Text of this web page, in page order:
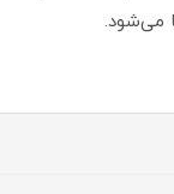
می‌شود.